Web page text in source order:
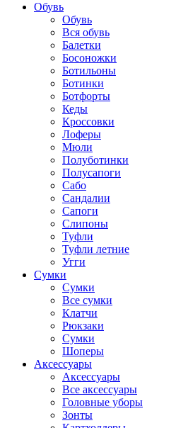
Обувь
Обувь
Вся обувь
Балетки
Босоножки
Ботильоны
Ботинки
Ботфорты
Кеды
Кроссовки
Лоферы
Мюли
Полуботинки
Полусапоги
Сабо
Сандалии
Сапоги
Слипоны
Туфли
Туфли летние
Угги
Сумки
Сумки
Все сумки
Клатчи
Рюкзаки
Сумки
Шоперы
Аксессуары
Аксессуары
Все аксессуары
Головные уборы
Зонты